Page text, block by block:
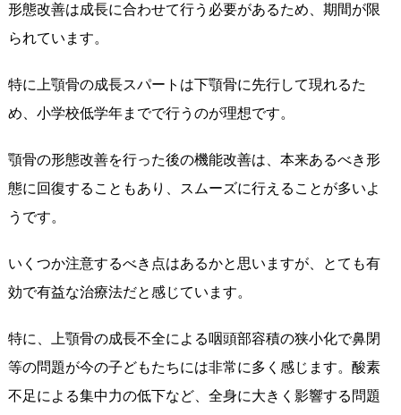
形態改善は成長に合わせて行う必要があるため、期間が限
られています。
特に上顎骨の成長スパートは下顎骨に先行して現れるた
め、小学校低学年までで行うのが理想です。
顎骨の形態改善を行った後の機能改善は、本来あるべき形
態に回復することもあり、スムーズに行えることが多いよ
うです。
いくつか注意するべき点はあるかと思いますが、とても有
効で有益な治療法だと感じています。
特に、上顎骨の成長不全による咽頭部容積の狭小化で鼻閉
等の問題が今の子どもたちには非常に多く感じます。酸素
不足による集中力の低下など、全身に大きく影響する問題